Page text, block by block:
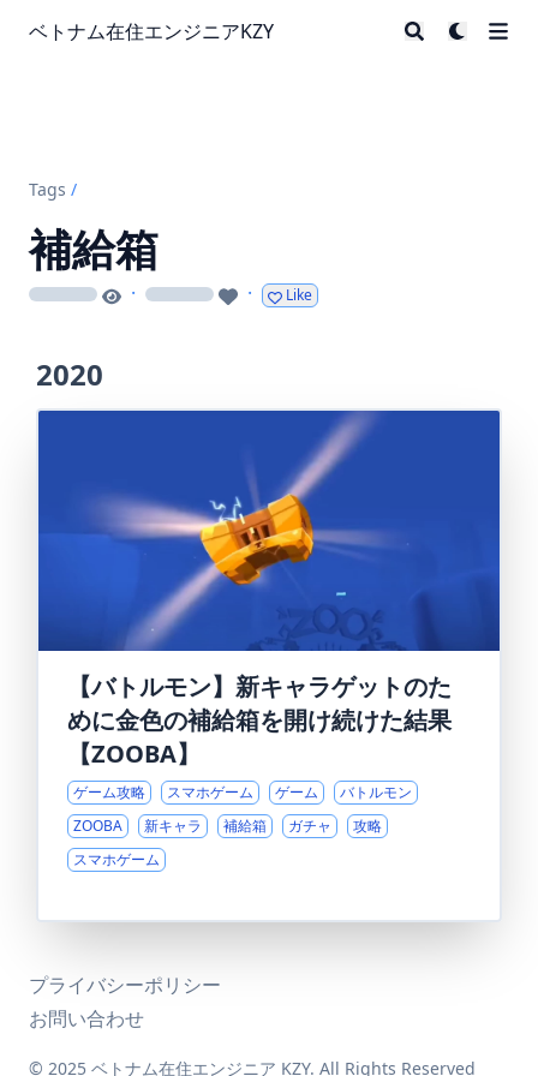
ベトナム在住エンジニアKZY
Tags /
補給箱
loading · loading · Like
2020
【バトルモン】新キャラゲットのた
めに金色の補給箱を開け続けた結果
【ZOOBA】
ゲーム攻略 スマホゲーム ゲーム
バトルモン
ZOOBA
新キャラ 補給箱 ガチャ
攻略
スマホゲーム
プライバシーポリシー
お問い合わせ
© 2025 ベトナム在住エンジニア KZY. All Rights Reserved